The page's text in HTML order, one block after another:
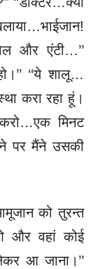
और एंटी…’’
‘‘ये शालू…
करा रहा हूं।
करो…एक मिनट
पर मैंनेउसकी
को तुरन्त
और वहां कोई
आ जाना।’’